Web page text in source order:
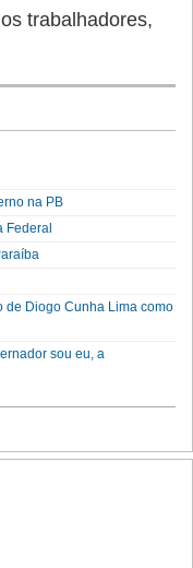
trabalhadores,
na PB
Federal
de Diogo Cunha Lima como
sou eu, a